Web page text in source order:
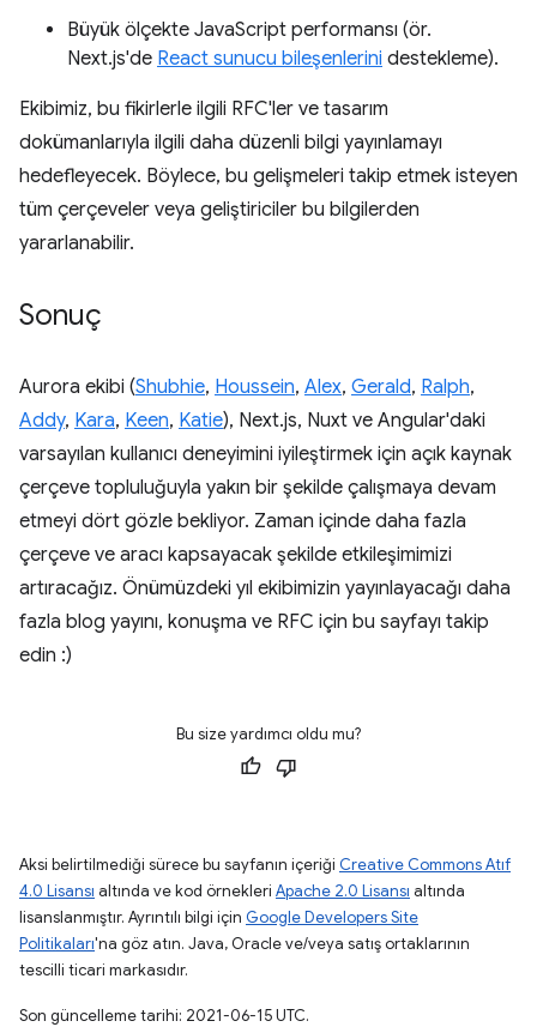
Büyük ölçekte JavaScript performansı (ör.
Next.js'de React sunucu bileşenlerini destekleme).
Ekibimiz, bu fikirlerle ilgili RFC'ler ve tasarım
dokümanlarıyla ilgili daha düzenli bilgi yayınlamayı
hedefleyecek. Böylece, bu gelişmeleri takip etmek isteyen
tüm çerçeveler veya geliştiriciler bu bilgilerden
yararlanabilir.
Sonuç
Aurora ekibi (Shubhie, Houssein, Alex, Gerald, Ralph,
Addy, Kara, Keen, Katie), Next.js, Nuxt ve Angular'daki
varsayılan kullanıcı deneyimini iyileştirmek için açık kaynak
çerçeve topluluğuyla yakın bir şekilde çalışmaya devam
etmeyi dört gözle bekliyor. Zaman içinde daha fazla
çerçeve ve aracı kapsayacak şekilde etkileşimimizi
artıracağız. Önümüzdeki yıl ekibimizin yayınlayacağı daha
fazla blog yayını, konuşma ve RFC için bu sayfayı takip
edin :)
Bu size yardımcı oldu mu?
Aksi belirtilmediği sürece bu sayfanın içeriği Creative Commons Atıf
4.0 Lisansı altında ve kod örnekleri Apache 2.0 Lisansı altında
lisanslanmıştır. Ayrıntılı bilgi için Google Developers Site
Politikaları'na göz atın. Java, Oracle ve/veya satış ortaklarının
tescilli ticari markasıdır.
Son güncelleme tarihi: 2021-06-15 UTC.